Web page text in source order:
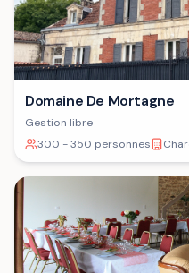
Domaine De Mortagne
Gestion libre
300 - 350 personnes